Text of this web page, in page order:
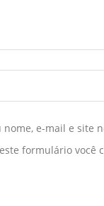
nome, e-mail e site
formulário você